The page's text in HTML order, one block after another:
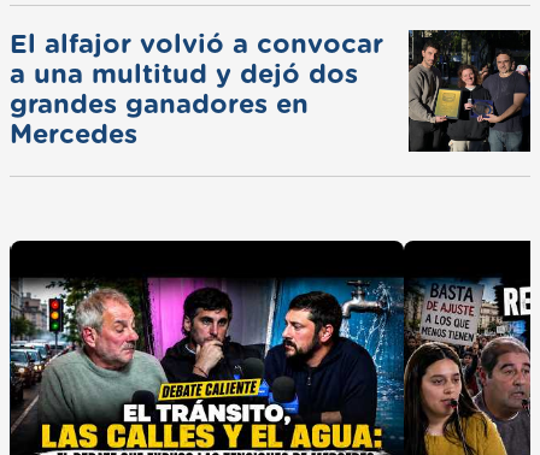
El alfajor volvió a convocar
a una multitud y dejó dos
grandes ganadores en
Mercedes